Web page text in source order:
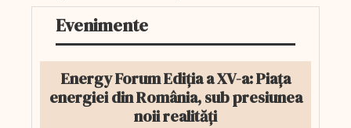
Evenimente
Energy Forum Ediția a XV-a: Piața
energiei din România, sub presiunea
noii realități